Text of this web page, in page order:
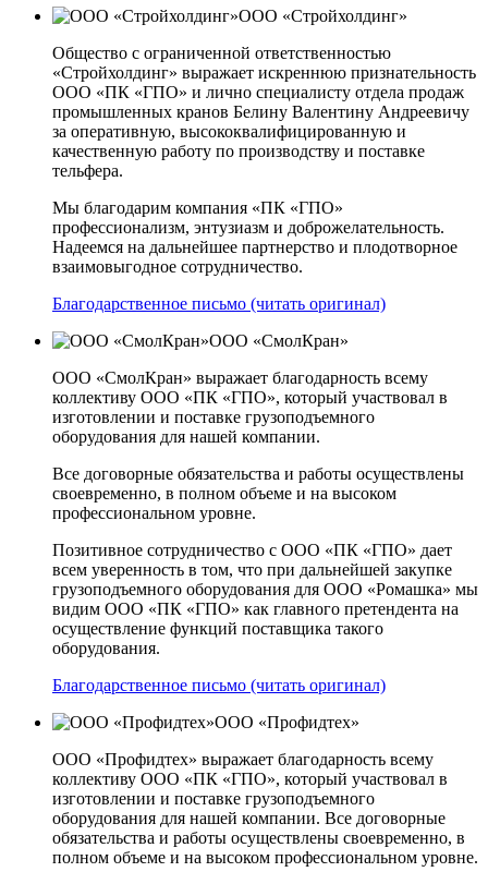
ООО «Стройхолдинг»
Общество с ограниченной ответственностью
«Стройхолдинг» выражает искреннюю признательность
ООО «ПК «ГПО» и лично специалисту отдела продаж
промышленных кранов Белину Валентину Андреевичу
за оперативную, высококвалифицированную и
качественную работу по производству и поставке
тельфера.
Мы благодарим компания «ПК «ГПО»
профессионализм, энтузиазм и доброжелательность.
Надеемся на дальнейшее партнерство и плодотворное
взаимовыгодное сотрудничество.
Благодарственное письмо (читать оригинал)
ООО «СмолКран»
ООО «СмолКран» выражает благодарность всему
коллективу ООО «ПК «ГПО», который участвовал в
изготовлении и поставке грузоподъемного
оборудования для нашей компании.
Все договорные обязательства и работы осуществлены
своевременно, в полном объеме и на высоком
профессиональном уровне.
Позитивное сотрудничество с ООО «ПК «ГПО» дает
всем уверенность в том, что при дальнейшей закупке
грузоподъемного оборудования для ООО «Ромашка» мы
видим ООО «ПК «ГПО» как главного претендента на
осуществление функций поставщика такого
оборудования.
Благодарственное письмо (читать оригинал)
ООО «Профидтех»
ООО «Профидтех» выражает благодарность всему
коллективу ООО «ПК «ГПО», который участвовал в
изготовлении и поставке грузоподъемного
оборудования для нашей компании. Все договорные
обязательства и работы осуществлены своевременно, в
полном объеме и на высоком профессиональном уровне.